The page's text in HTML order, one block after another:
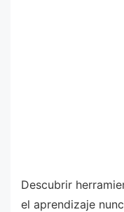
Descubrir
el aprendizaje